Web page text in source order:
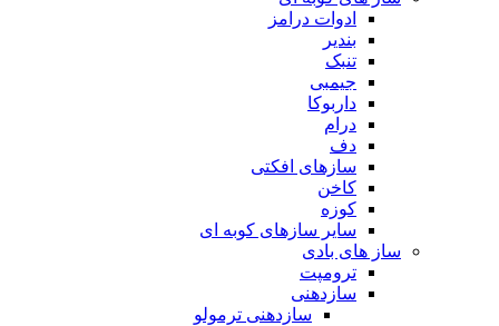
ادوات درامز
بندیر
تنبک
جیمبی
داربوکا
درام
دف
سازهای افکتی
کاخن
کوزه
سایر سازهای کوبه ای
ساز های بادی
ترومپت
سازدهنی
سازدهنی ترمولو